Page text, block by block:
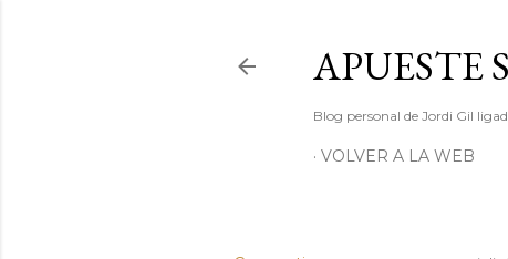
APUESTE
Blog personal de Jordi Gil
VOLVER A LA WEB